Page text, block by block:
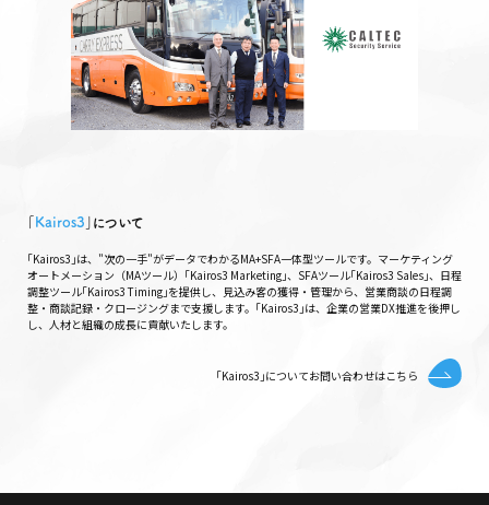
Kairos3 ｣について
｢Kairos3｣は、"次の一手"がデータでわかるMA+SFA一体型ツールです。マーケティング
オートメーション（MAツール）｢Kairos3 Marketing｣、SFAツール｢Kairos3 Sales｣、日程
調整ツール｢Kairos3 Timing｣を提供し、見込み客の獲得・管理から、営業商談の日程調
整・商談記録・クロージングまで支援します。｢Kairos3｣は、企業の営業DX推進を後押し
し、人材と組織の成長に貢献いたします。
｢Kairos3｣についてお問い合わせはこちら